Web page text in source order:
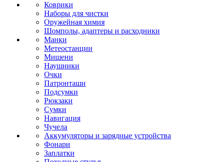
Коврики
Наборы для чистки
Оружейная химия
Шомполы, адаптеры и расходники
Манки
Метеостанции
Мишени
Наушники
Очки
Патронташи
Подсумки
Рюкзаки
Сумки
Навигация
Чучела
Аккумуляторы и зарядные устройства
Фонари
Заплатки